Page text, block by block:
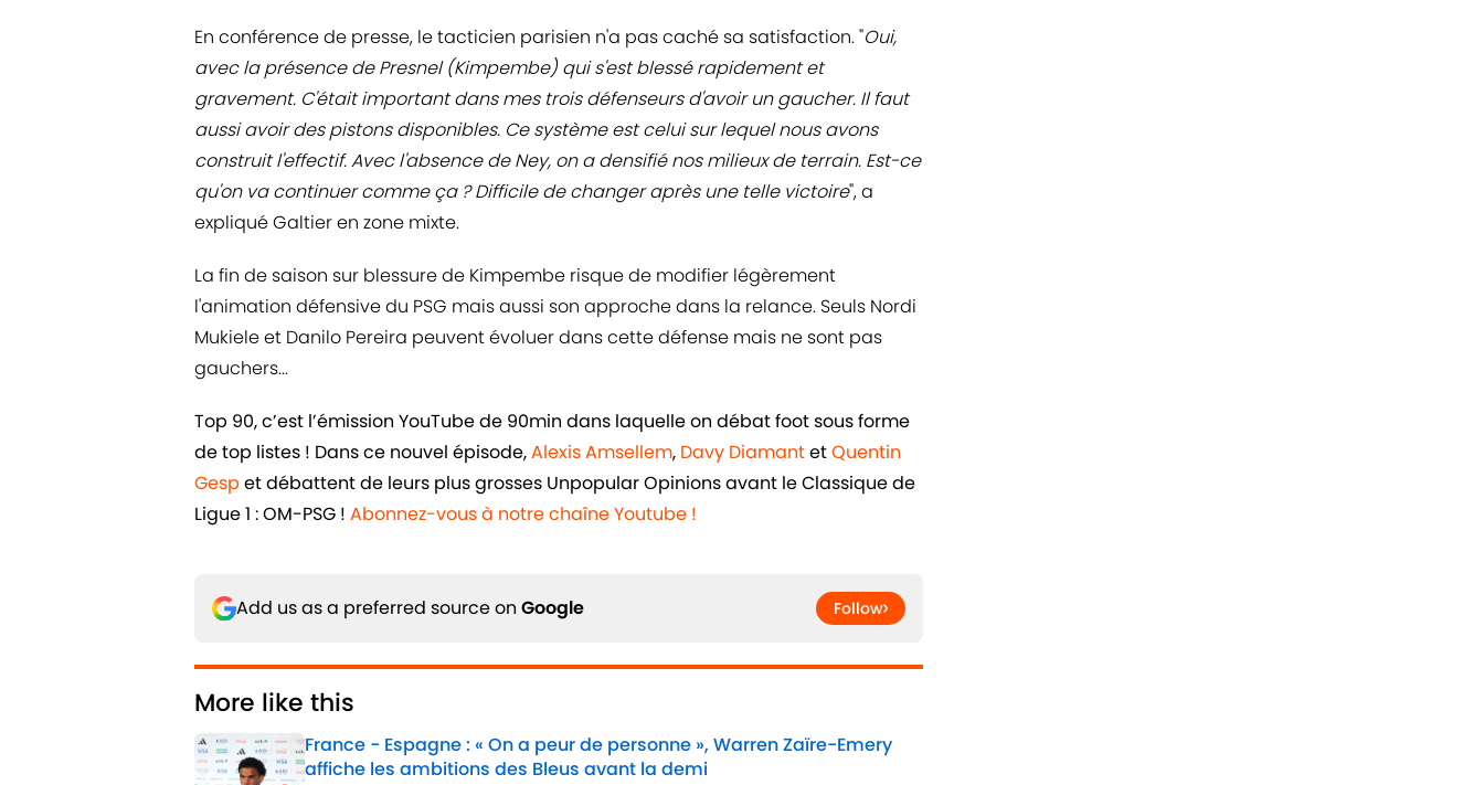
En conférence de presse, le tacticien parisien n'a pas caché sa satisfaction. "Oui,
avec la présence de Presnel (Kimpembe) qui s'est blessé rapidement et
gravement. C'était important dans mes trois défenseurs d'avoir un gaucher. Il faut
aussi avoir des pistons disponibles. Ce système est celui sur lequel nous avons
construit l'effectif. Avec l'absence de Ney, on a densifié nos milieux de terrain. Est-ce
qu'on va continuer comme ça ? Difficile de changer après une telle victoire", a
expliqué Galtier en zone mixte.
La fin de saison sur blessure de Kimpembe risque de modifier légèrement
l'animation défensive du PSG mais aussi son approche dans la relance. Seuls Nordi
Mukiele et Danilo Pereira peuvent évoluer dans cette défense mais ne sont pas
gauchers...
Top 90, c’est l’émission YouTube de 90min dans laquelle on débat foot sous forme
de top listes ! Dans ce nouvel épisode,Alexis Amsellem, Davy DiamantetQuentin
Gesp et débattent de leurs plus grosses Unpopular Opinions avant le Classique de
Ligue 1 : OM-PSG ! Abonnez-vous à notre chaîne Youtube !
Add us as a preferred source on Google Follow
More like this
France - Espagne : « On a peur de personne », Warren Zaïre-Emery
affiche les ambitions des Bleus avant la demi